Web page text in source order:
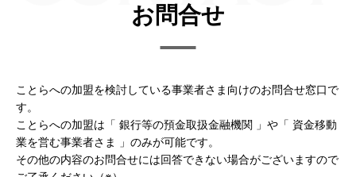
お問合せ
ことらへの加盟を検討している事業者さま向けのお問合せ窓口で
す。
ことらへの加盟は「 銀行等の預金取扱金融機関 」や「 資金移動
業を営む事業者さま 」のみが可能です。
その他の内容のお問合せには回答できない場合がございますので